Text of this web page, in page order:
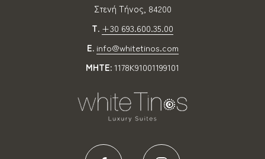
Στενή Τήνος, 84200
T. +30 693.600.35.00
E. info@whitetinos.com
MHTE:1178K91001199101